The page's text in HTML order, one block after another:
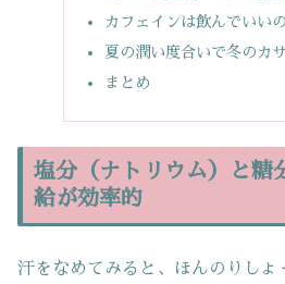
カフェインは飲んでいい
夏の潤い度合いで冬のカ
まとめ
塩分（ナトリウム）と糖
給が効率的
汗をなめてみると、ほんのりしょ